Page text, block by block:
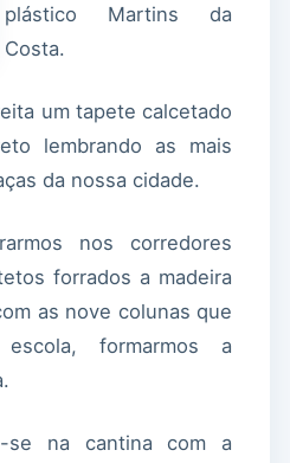
plástico Martins da
Costa.
um tapete calcetado
lembrando as mais
da nossa cidade.
nos corredores
forrados a madeira
as nove colunas que
formarmos a
se na cantina com a